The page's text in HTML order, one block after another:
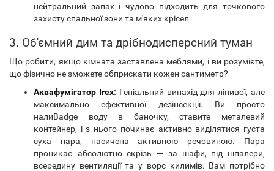
нейтральний запах і чудово підходить для точкового
захисту спальної зони та м'яких крісел.
3. Об'ємний дим та дрібнодисперсний туман
Що робити, якщо кімната заставлена ​​меблями, і ви розумієте,
що фізично не зможете обприскати кожен сантиметр?
Аквафумігатор Irex: Геніальний винахід для лінивої, але
максимально ефективної дезінсекції. Ви просто
налиBadge воду в баночку, ставите металевий
контейнер, і з нього починає активно виділятися густа
суха пара, насичена активною речовиною. Пара
проникає абсолютно скрізь — за шафи, під шпалери,
всередину вентиляції та у ворс килимів. Вам потрібно